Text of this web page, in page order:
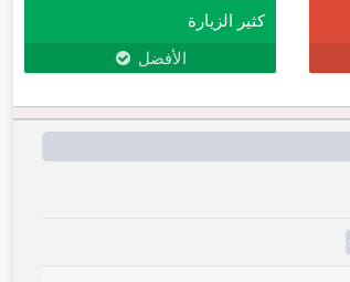
كثير الزيارة
الأفضل